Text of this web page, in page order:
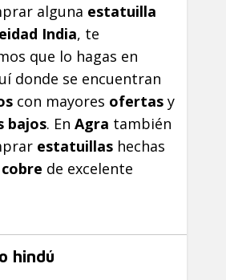
alguna estatuilla
India, te
que lo hagas en
donde se encuentran
con mayores ofertas y
bajos. En Agra también
estatuillas hechas
cobre de excelente
hindú